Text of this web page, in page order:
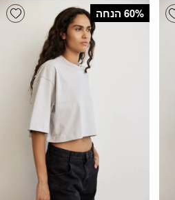
Add wishlist
‫60% הנחה